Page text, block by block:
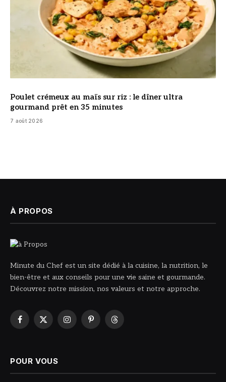
Poulet crémeux au maïs sur riz : le dîner ultra
gourmand prêt en 35 minutes
7 août 2026
À PROPOS
Minute du Chef est un site dédié à la cuisine, la nutrition, le
bien-être et aux conseils pour une vie saine et gourmande.
Découvrez notre mission, nos valeurs et notre approche.
Facebook
X
InstagramPinterestThreads
POUR VOUS